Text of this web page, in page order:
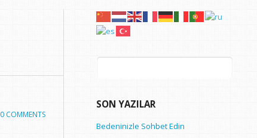
0 COMMENTS
Arama:
SON YAZILAR
Bedeninizle Sohbet Edin